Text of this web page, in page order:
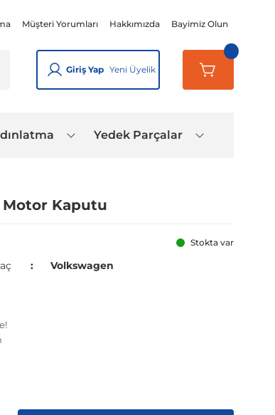
Müşteri Yorumları Hakkımızda Bayimiz Olun
Giriş Yap Yeni Üyelik
Yedek Parçalar
Motor Kaputu
Stokta var
Volkswagen